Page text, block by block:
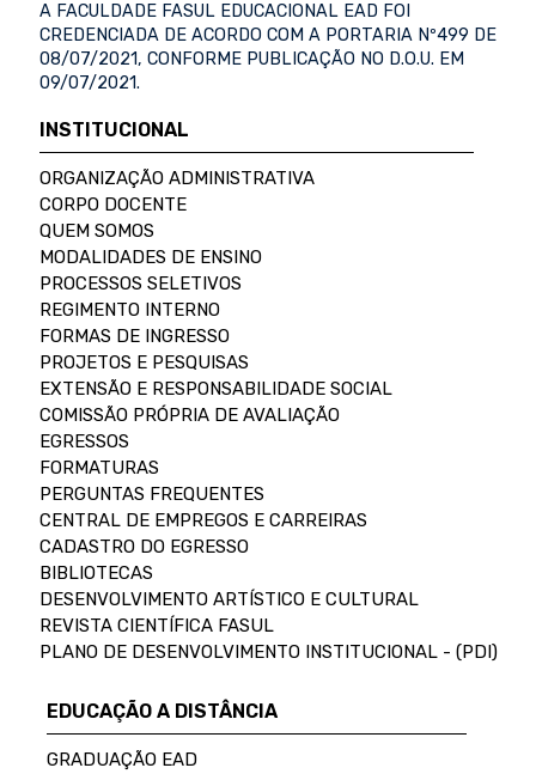
A FACULDADE FASUL EDUCACIONAL EAD FOI
CREDENCIADA DE ACORDO COM A PORTARIA Nº499 DE
08/07/2021, CONFORME PUBLICAÇÃO NO D.O.U. EM
09/07/2021.
INSTITUCIONAL
ORGANIZAÇÃO ADMINISTRATIVA
CORPO DOCENTE
QUEM SOMOS
MODALIDADES DE ENSINO
PROCESSOS SELETIVOS
REGIMENTO INTERNO
FORMAS DE INGRESSO
PROJETOS E PESQUISAS
EXTENSÃO E RESPONSABILIDADE SOCIAL
COMISSÃO PRÓPRIA DE AVALIAÇÃO
EGRESSOS
FORMATURAS
PERGUNTAS FREQUENTES
CENTRAL DE EMPREGOS E CARREIRAS
CADASTRO DO EGRESSO
BIBLIOTECAS
DESENVOLVIMENTO ARTÍSTICO E CULTURAL
REVISTA CIENTÍFICA FASUL
PLANO DE DESENVOLVIMENTO INSTITUCIONAL - (PDI)
EDUCAÇÃO A DISTÂNCIA
GRADUAÇÃO EAD